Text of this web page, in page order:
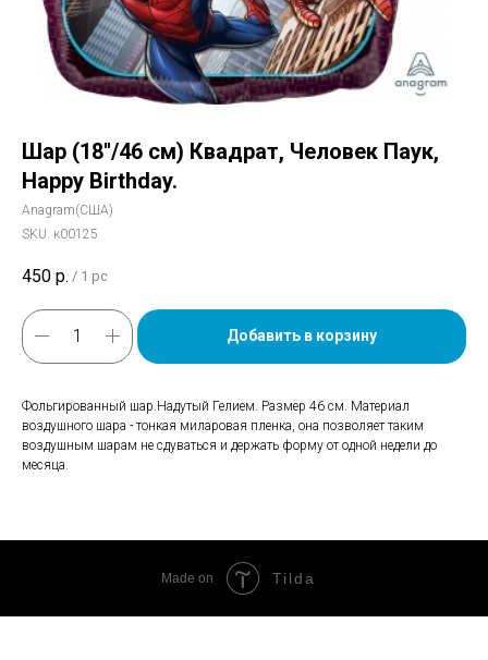
Шар (18''/46 см) Квадрат, Человек Паук,
Happy Birthday.
Anagram(США)
SKU: к00125
450 р. / 1 pc
Добавить в корзину
Фольгированный шар.Надутый Гелием. Размер 46 см. Материал
воздушного шара - тонкая миларовая пленка, она позволяет таким
воздушным шарам не сдуваться и держать форму от одной недели до
месяца.
Made on Tilda